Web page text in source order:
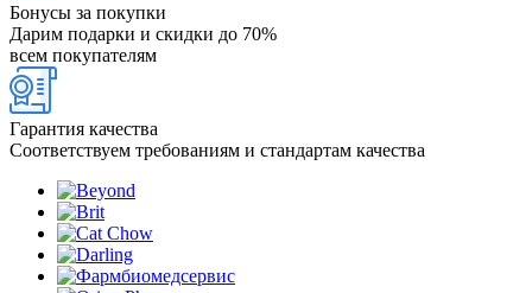
Бонусы за покупки
Дарим подарки и скидки до 70%
всем покупателям
Гарантия качества
Соответствуем требованиям и стандартам качества